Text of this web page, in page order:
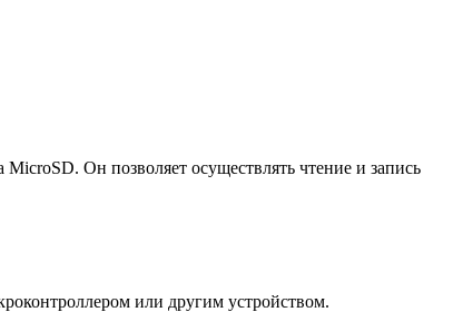
Он позволяет осуществлять чтение и запись
или другим устройством.